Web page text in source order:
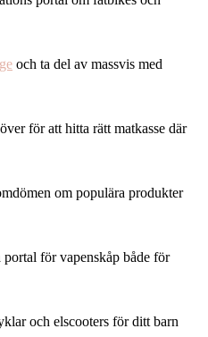
och ta del av massvis med
för att hitta rätt matkasse där
om populära produkter
portal för vapenskåp både för
och elscooters för ditt barn